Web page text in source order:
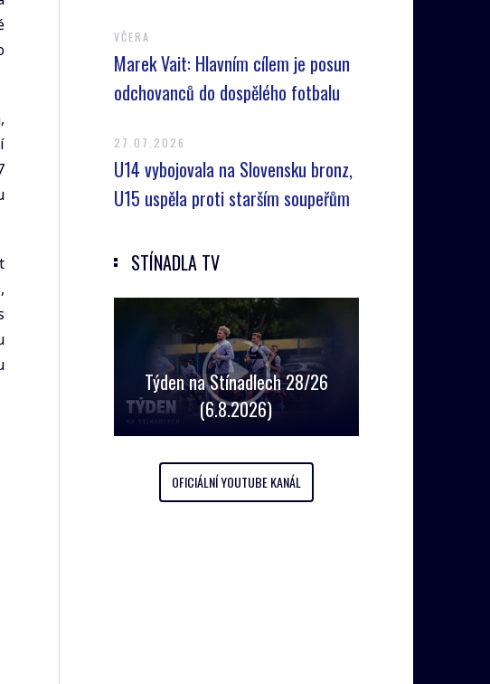
VČERA
Marek Vait: Hlavním cílem je posun
odchovanců do dospělého fotbalu
27.07.2026
U14 vybojovala na Slovensku bronz,
U15 uspěla proti starším soupeřům
STÍNADLA TV
Týden na Stínadlech 28/26
(6.8.2026)
OFICIÁLNÍ YOUTUBE KANÁL